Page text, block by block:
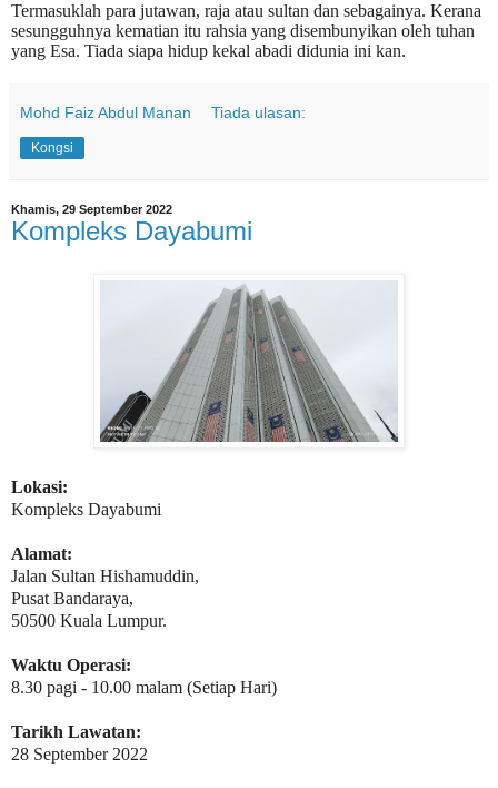
Termasuklah para jutawan, raja atau sultan dan sebagainya. Kerana
sesungguhnya kematian itu rahsia yang disembunyikan oleh tuhan
yang Esa. Tiada siapa hidup kekal abadi didunia ini kan.
Mohd Faiz Abdul Manan Tiada ulasan:
Kongsi
Khamis, 29 September 2022
Kompleks Dayabumi
Lokasi:
Kompleks Dayabumi
Alamat:
Jalan Sultan Hishamuddin,
Pusat Bandaraya,
50500 Kuala Lumpur.
Waktu Operasi:
8.30 pagi - 10.00 malam (Setiap Hari)
Tarikh Lawatan:
28 September 2022